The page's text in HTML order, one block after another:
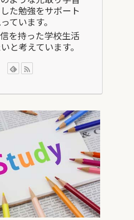
た勉強をサポート
ています。
を持った学校生活
と考えています。